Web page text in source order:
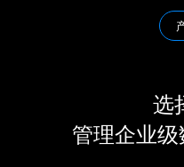
选
管理企业级